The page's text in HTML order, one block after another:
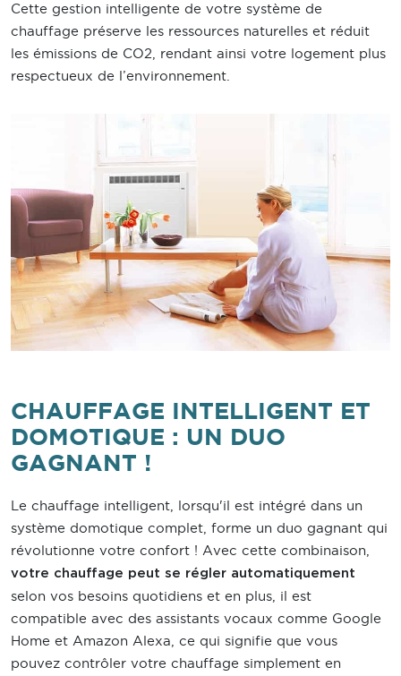
Cette gestion intelligente de votre système de
chauffage préserve les ressources naturelles et réduit
les émissions de CO2, rendant ainsi votre logement plus
respectueux de l’environnement.
CHAUFFAGE INTELLIGENT ET
DOMOTIQUE : UN DUO
GAGNANT !
Le chauffage intelligent, lorsqu'il est intégré dans un
système domotique complet, forme un duo gagnant qui
révolutionne votre confort ! Avec cette combinaison,
votre chauffage peut se régler automatiquement
selon vos besoins quotidiens et en plus, il est
compatible avec des assistants vocaux comme Google
Home et Amazon Alexa, ce qui signifie que vous
pouvez contrôler votre chauffage simplement en